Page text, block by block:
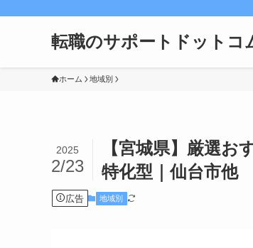
転職のサポートドットコ
ホーム 地域別
【宮城県】厳選お
特化型｜仙台市他
2025
2/23
広告 地域別